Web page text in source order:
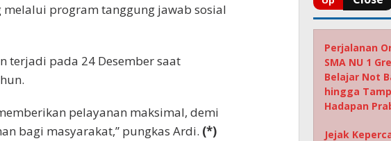
program tanggung jawab sosial
terjadi pada 24 Desember saat
pelayanan maksimal, demi
bagi masyarakat,” pungkas Ardi. (*)
Perjalanan
SMA NU 1
Belajar Not
hingga
Hadapan
Jejak